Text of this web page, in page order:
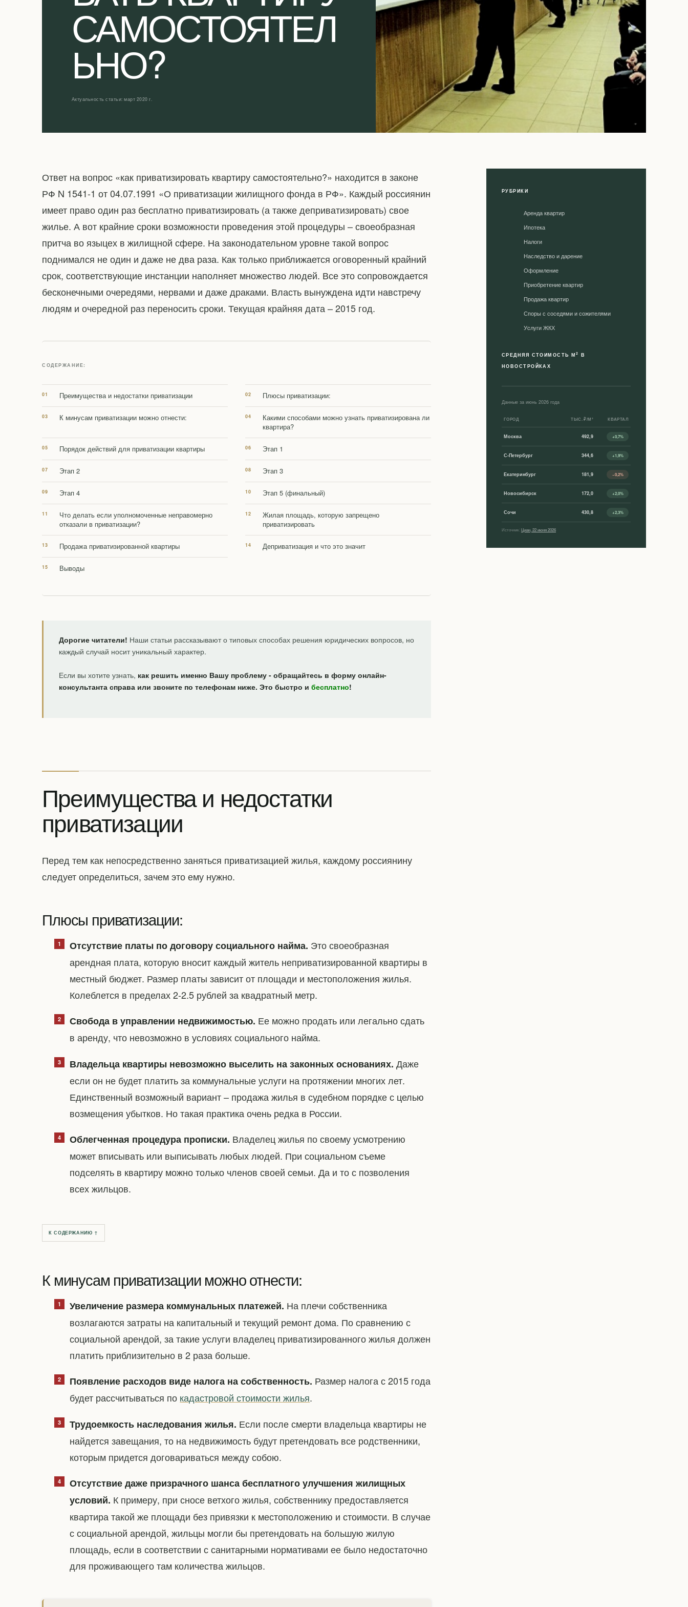
САМОСТОЯТЕЛ
ЬНО?
Актуальность статьи: март 2020 г.
Ответ на вопрос «как приватизировать квартиру самостоятельно?» находится в законе
РФ N 1541-1 от 04.07.1991 «О приватизации жилищного фонда в РФ». Каждый россиянин
имеет право один раз бесплатно приватизировать (а также деприватизировать) свое
жилье. А вот крайние сроки возможности проведения этой процедуры – своеобразная
притча во языцех в жилищной сфере. На законодательном уровне такой вопрос
поднимался не один и даже не два раза. Как только приближается оговоренный крайний
срок, соответствующие инстанции наполняет множество людей. Все это сопровождается
бесконечными очередями, нервами и даже драками. Власть вынуждена идти навстречу
людям и очередной раз переносить сроки. Текущая крайняя дата – 2015 год.
СОДЕРЖАНИЕ:
Преимущества и недостатки приватизации Плюсы приватизации:
К минусам приватизации можно отнести:
Какими способами можно узнать приватизирована ли
квартира?
Порядок действий для приватизации квартиры Этап 1
Этап 2 Этап 3
Этап 4 Этап 5 (финальный)
Что делать если уполномоченные неправомерно
отказали в приватизации?
Жилая площадь, которую запрещено
приватизировать
Продажа приватизированной квартиры Деприватизация и что это значит
Выводы
Дорогие читатели! Наши статьи рассказывают о типовых способах решения юридических вопросов, но
каждый случай носит уникальный характер.
Если вы хотите узнать, как решить именно Вашу проблему - обращайтесь в форму онлайн-
консультанта справа или звоните по телефонам ниже. Это быстро и бесплатно!
Преимущества и недостатки
приватизации
Перед тем как непосредственно заняться приватизацией жилья, каждому россиянину
следует определиться, зачем это ему нужно.
Плюсы приватизации:
Отсутствие платы по договору социального найма. Это своеобразная
арендная плата, которую вносит каждый житель неприватизированной квартиры в
местный бюджет. Размер платы зависит от площади и местоположения жилья.
Колеблется в пределах 2-2.5 рублей за квадратный метр.
Свобода в управлении недвижимостью. Ее можно продать или легально сдать
в аренду, что невозможно в условиях социального найма.
Владельца квартиры невозможно выселить на законных основаниях. Даже
если он не будет платить за коммунальные услуги на протяжении многих лет.
Единственный возможный вариант – продажа жилья в судебном порядке с целью
возмещения убытков. Но такая практика очень редка в России.
Облегченная процедура прописки. Владелец жилья по своему усмотрению
может вписывать или выписывать любых людей. При социальном съеме
подселять в квартиру можно только членов своей семьи. Да и то с позволения
всех жильцов.
К СОДЕРЖАНИЮ ↑
К минусам приватизации можно отнести:
Увеличение размера коммунальных платежей. На плечи собственника
возлагаются затраты на капитальный и текущий ремонт дома. По сравнению с
социальной арендой, за такие услуги владелец приватизированного жилья должен
платить приблизительно в 2 раза больше.
Появление расходов виде налога на собственность. Размер налога с 2015 года
будет рассчитываться по кадастровой стоимости жилья.
Трудоемкость наследования жилья. Если после смерти владельца квартиры не
найдется завещания, то на недвижимость будут претендовать все родственники,
которым придется договариваться между собою.
Отсутствие даже призрачного шанса бесплатного улучшения жилищных
условий. К примеру, при сносе ветхого жилья, собственнику предоставляется
квартира такой же площади без привязки к местоположению и стоимости. В случае
с социальной арендой, жильцы могли бы претендовать на большую жилую
площадь, если в соответствии с санитарными нормативами ее было недостаточно
для проживающего там количества жильцов.
РУБРИКИ
Аренда квартир
Ипотека
Налоги
Наследство и дарение
Оформление
Приобретение квартир
Продажа квартир
Споры с соседями и сожителями
Уcлуги ЖКХ
СРЕДНЯЯ СТОИМОСТЬ М2 В
НОВОСТРОЙКАХ
Данные за июнь 2026 года
ГОРОД ТЫС. ₽/М² КВАРТАЛ
Москва 492,9 +0,7%
С-Петербург 344,6 +1,9%
Екатеринбург 181,9 −0,2%
Новосибирск 172,0 +2,0%
Сочи 430,8 +2,3%
Источник:Циан, 22 июня 2026